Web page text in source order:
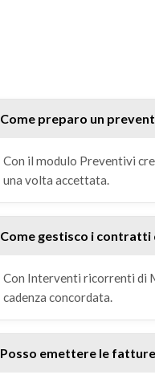
Come preparo un
Con il modulo Preventivi
una volta accettata.
Come gestisco i contratti
Con Interventi ricorrenti di
cadenza concordata.
Posso emettere le